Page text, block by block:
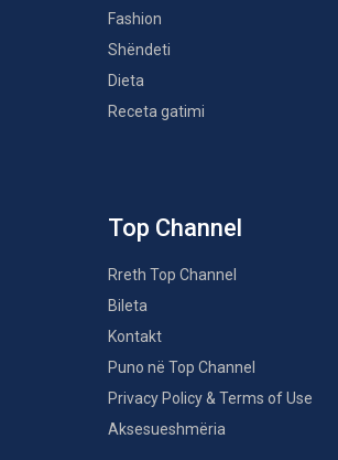
Fashion
Shëndeti
Dieta
Receta gatimi
Top Channel
Rreth Top Channel
Bileta
Kontakt
Puno në Top Channel
Privacy Policy & Terms of Use
Aksesueshmëria